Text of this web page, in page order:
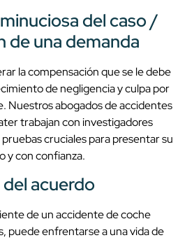
del caso /
de una demanda
la compensación que se le debe
de negligencia y culpa por
Nuestros abogados de accidentes
trabajan con investigadores
cruciales para presentar su
y con confianza.
acuerdo
de un accidente de coche
puede enfrentarse a una vida de